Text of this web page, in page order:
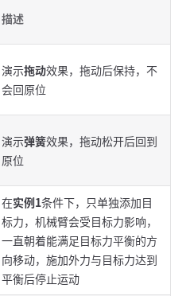
描述
演示拖动效果，拖动后保持，不
会回原位
演示弹簧效果，拖动松开后回到
原位
在实例1条件下，只单独添加目
标力，机械臂会受目标力影响，
一直朝着能满足目标力平衡的方
向移动，施加外力与目标力达到
平衡后停止运动